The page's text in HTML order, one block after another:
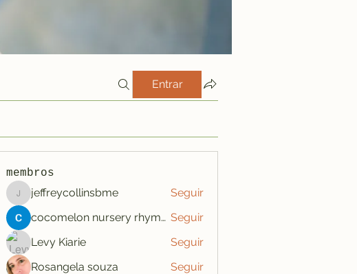
Entrar
membros
jeffreycollinsbme
jeffreycollinsbme
Seguir
cocomelon nursery rhymes Seguir
Levy Kiarie
Seguir
Rosangela souza
Seguir